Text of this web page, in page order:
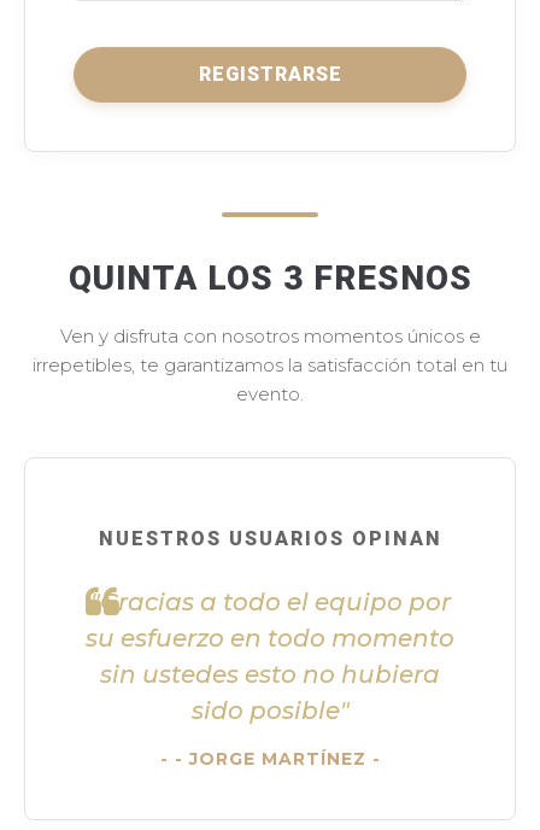
REGISTRARSE
QUINTA LOS 3 FRESNOS
Ven y disfruta con nosotros momentos únicos e
irrepetibles, te garantizamos la satisfacción total en tu
evento.
NUESTROS USUARIOS OPINAN
"Gracias a todo el equipo por
su esfuerzo en todo momento
sin ustedes esto no hubiera
sido posible"
- JORGE MARTÍNEZ -